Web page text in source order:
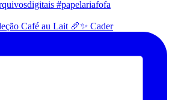
Café au Lait 🥖✨ Cader